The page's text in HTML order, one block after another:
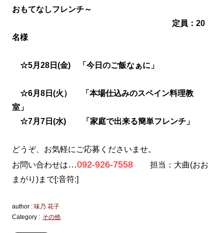
おもてなしフレンチ～
定員：20
名様
☆5月28日(金) 「今日のご飯なぁに」
☆6月8日(火） 「本場仕込みのスペイン料理教
室」
☆7月7日(水) 「家庭で出来る簡単フレンチ」
どうぞ、お気軽にご応募くださいませ。
お問い合わせは…092-926-7558
担当：大曲(おお
まがり)まで[:音符:]
author : 味乃 花子
Category : その他